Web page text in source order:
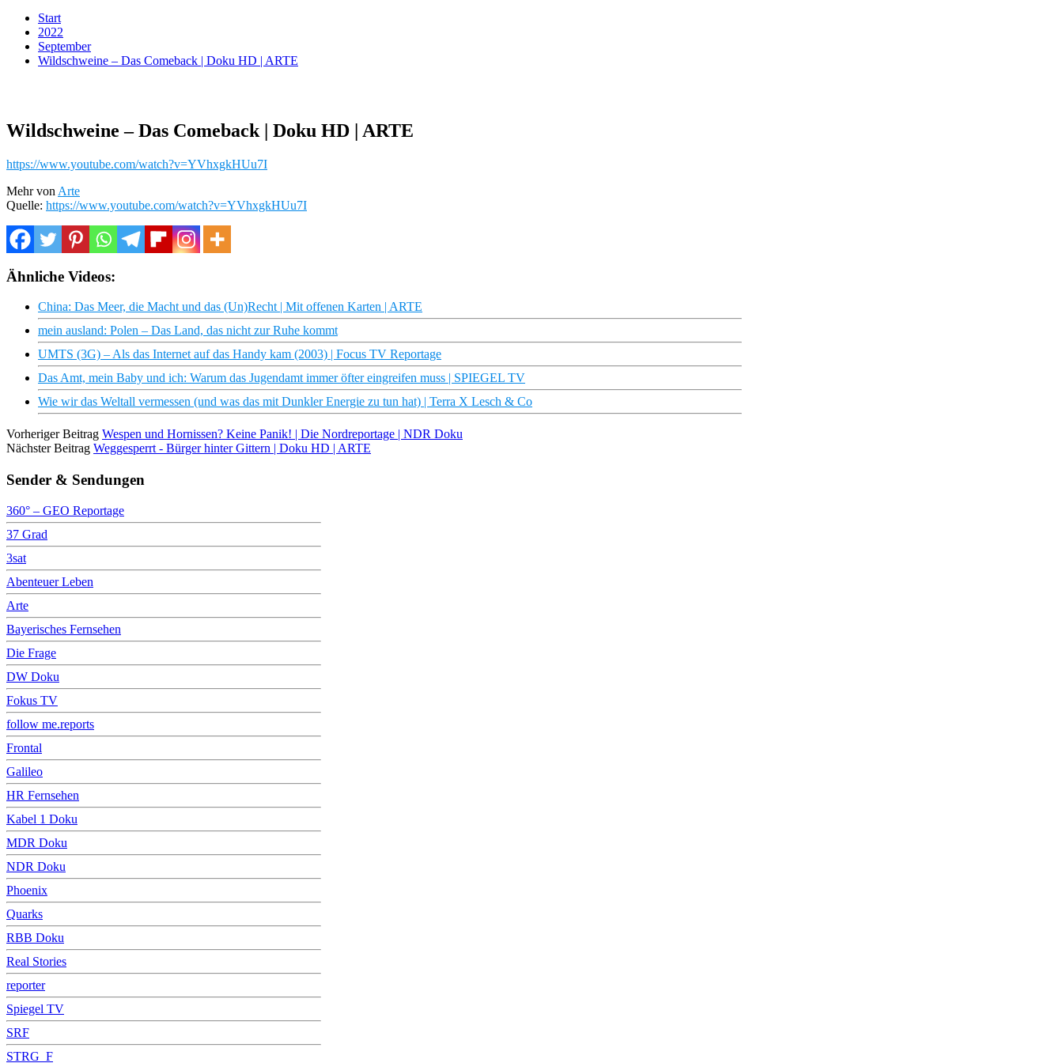
Start
2022
September
Wildschweine – Das Comeback | Doku HD | ARTE
Wildschweine – Das Comeback | Doku HD | ARTE
https://www.youtube.com/watch?v=YVhxgkHUu7I
Mehr von Arte
Quelle: https://www.youtube.com/watch?v=YVhxgkHUu7I
Ähnliche Videos:
China: Das Meer, die Macht und das (Un)Recht | Mit offenen Karten | ARTE
mein ausland: Polen – Das Land, das nicht zur Ruhe kommt
UMTS (3G) – Als das Internet auf das Handy kam (2003) | Focus TV Reportage
Das Amt, mein Baby und ich: Warum das Jugendamt immer öfter eingreifen muss | SPIEGEL TV
Wie wir das Weltall vermessen (und was das mit Dunkler Energie zu tun hat) | Terra X Lesch & Co
Vorheriger Beitrag Wespen und Hornissen? Keine Panik! | Die Nordreportage | NDR Doku
Nächster Beitrag Weggesperrt - Bürger hinter Gittern | Doku HD | ARTE
Sender & Sendungen
360° – GEO Reportage
37 Grad
3sat
Abenteuer Leben
Arte
Bayerisches Fernsehen
Die Frage
DW Doku
Fokus TV
follow me.reports
Frontal
Galileo
HR Fernsehen
Kabel 1 Doku
MDR Doku
NDR Doku
Phoenix
Quarks
RBB Doku
Real Stories
reporter
Spiegel TV
SRF
STRG_F